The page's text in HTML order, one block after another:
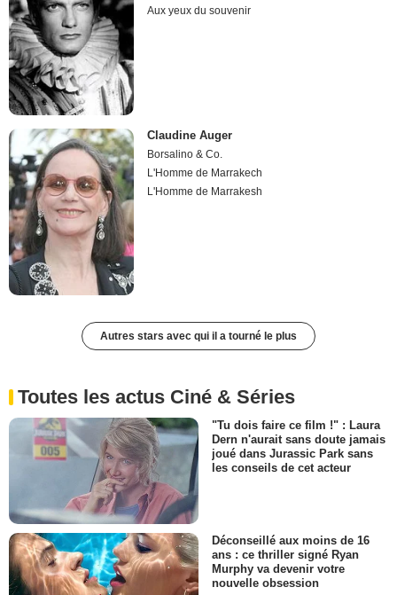
Aux yeux du souvenir
Claudine Auger
Borsalino & Co.
L'Homme de Marrakech
L'Homme de Marrakesh
Autres stars avec qui il a tourné le plus
Toutes les actus Ciné & Séries
"Tu dois faire ce film !" : Laura
Dern n'aurait sans doute jamais
joué dans Jurassic Park sans
les conseils de cet acteur
Déconseillé aux moins de 16
ans : ce thriller signé Ryan
Murphy va devenir votre
nouvelle obsession